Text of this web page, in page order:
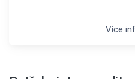
Více